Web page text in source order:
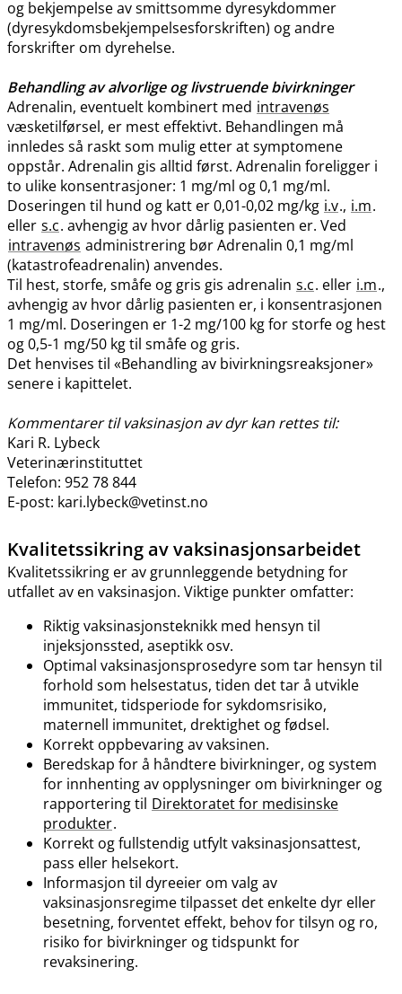
og bekjempelse av smittsomme dyresykdommer
(dyresykdomsbekjempelsesforskriften) og andre
forskrifter om dyrehelse.
Behandling av alvorlige og livstruende bivirkninger
Adrenalin, eventuelt kombinert med intravenøs
væsketilførsel, er mest effektivt. Behandlingen må
innledes så raskt som mulig etter at symptomene
oppstår. Adrenalin gis alltid først. Adrenalin foreligger i
to ulike konsentrasjoner: 1 mg/ml og 0,1 mg​/​ml.
Doseringen til hund og katt er 0,01-0,02 mg/kg i.v., i.m.
eller s.c. avhengig av hvor dårlig pasienten er. Ved
intravenøs administrering bør Adrenalin 0,1 mg/ml
(katastrofeadrenalin) anvendes.
Til hest, storfe, småfe og gris gis adrenalin s.c. eller i.m.,
avhengig av hvor dårlig pasienten er, i konsentrasjonen
1 mg​/​ml. Doseringen er 1-2 mg/100 kg for storfe og hest
og 0,5-1 mg/50 kg til småfe og gris.
Det henvises til «Behandling av bivirkningsreaksjoner»
senere i kapittelet.
Kommentarer til vaksinasjon av dyr kan rettes til:
Kari R. Lybeck
Veterinærinstituttet
Telefon: 952 78 844
E-post: kari.lybeck@vetinst.no
Kvalitetssikring av vaksinasjonsarbeidet
Kvalitetssikring er av grunnleggende betydning for
utfallet av en vaksinasjon. Viktige punkter omfatter:
Riktig vaksinasjonsteknikk med hensyn til
injeksjonssted, aseptikk osv.
Optimal vaksinasjonsprosedyre som tar hensyn til
forhold som helsestatus, tiden det tar å utvikle
immunitet, tidsperiode for sykdomsrisiko,
maternell immunitet, drektighet og fødsel.
Korrekt oppbevaring av vaksinen.
Beredskap for å håndtere bivirkninger, og system
for innhenting av opplysninger om bivirkninger og
rapportering til Direktoratet for medisinske
produkter.
Korrekt og fullstendig utfylt vaksinasjonsattest,
pass eller helsekort.
Informasjon til dyreeier om valg av
vaksinasjonsregime tilpasset det enkelte dyr eller
besetning, forventet effekt, behov for tilsyn og ro,
risiko for bivirkninger og tidspunkt for
revaksinering.